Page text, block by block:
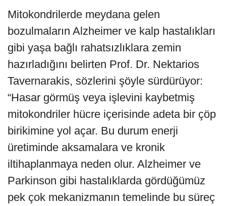
Mitokondrilerde meydana gelen
bozulmaların Alzheimer ve kalp hastalıkları
gibi yaşa bağlı rahatsızlıklara zemin
hazırladığını belirten Prof. Dr. Nektarios
Tavernarakis, sözlerini şöyle sürdürüyor:
“Hasar görmüş veya işlevini kaybetmiş
mitokondriler hücre içerisinde adeta bir çöp
birikimine yol açar. Bu durum enerji
üretiminde aksamalara ve kronik
iltihaplanmaya neden olur. Alzheimer ve
Parkinson gibi hastalıklarda gördüğümüz
pek çok mekanizmanın temelinde bu süreç